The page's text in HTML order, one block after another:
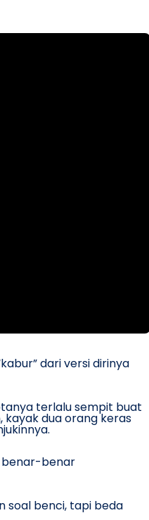
dari versi dirinya
terlalu sempit buat
dua orang keras
benar-benar
soal benci, tapi beda